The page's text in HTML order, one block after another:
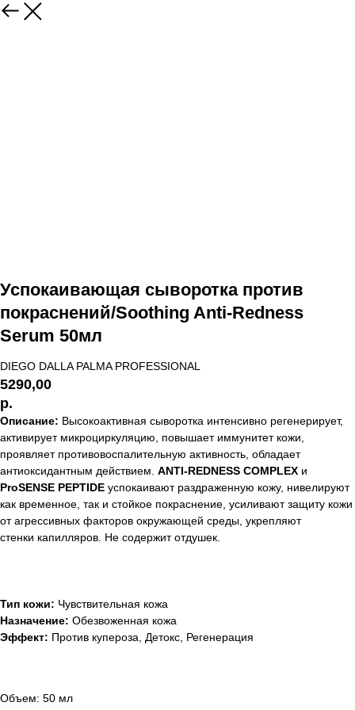
Успокаивающая сыворотка против
покраснений/Soothing Anti-Redness
Serum 50мл
DIEGO DALLA PALMA PROFESSIONAL
5290,00
р.
Описание: Высокоактивная сыворотка интенсивно регенерирует,
активирует микроциркуляцию, повышает иммунитет кожи,
проявляет противовоспалительную активность, обладает
антиоксидантным действием. ANTI-REDNESS COMPLEX и
ProSENSE PEPTIDE успокаивают раздраженную кожу, нивелируют
как временное, так и стойкое покраснение, усиливают защиту кожи
от агрессивных факторов окружающей среды, укрепляют
стенки капилляров. Не содержит отдушек.
Тип кожи: Чувствительная кожа
Назначение: Обезвоженная кожа
Эффект: Против купероза, Детокс, Регенерация
Объем: 50 мл